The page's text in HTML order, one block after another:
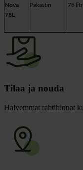
Nova
78L
Pakastin 78
Tilaa ja nouda
Halvemmat rahtihinnat